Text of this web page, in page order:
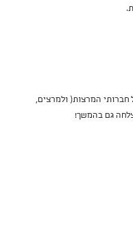
חברותי המרצות( ולמרצים,
גם בהמשך!